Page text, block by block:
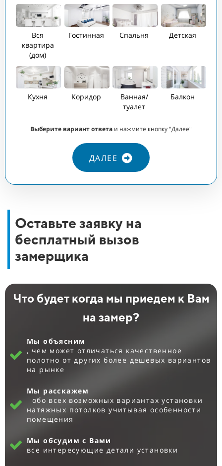
Вся
квартира
(дом)
Гостинная Спальня Детская
Кухня Коридор
Ванная/
туалет
Балкон
Выберите вариант ответа и нажмите кнопку "Далее"
ДАЛЕЕ
Оставьте заявку на
бесплатный вызов
замерщика
Что будет когда мы приедем к Вам
на замер?
Мы объясним
, чем может отличаться качественное
полотно от других более дешевых вариантов
на рынке
Мы расскажем
обо всех возможных вариантах установки
натяжных потолков учитывая особенности
помещения
Мы обсудим с Вами
все интересующие детали установки